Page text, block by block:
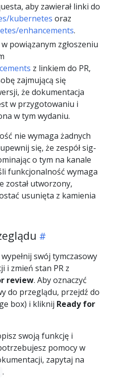
aby zawierał linki do
kubernetes oraz
enhancements.
powiązanym zgłoszeniu
z linkiem do PR,
zajmującą się
że dokumentacja
w przygotowaniu i
w tym wydaniu.
nie wymaga żadnych
się, że zespół sig-
o tym na kanale
funkcjonalność wymaga
został utworzony,
usunięta z kamienia
swój tymczasowy
i zmień stan PR z
review. Aby oznaczyć
do przeglądu, przejdź do
box) i kliknij Ready for
swoją funkcję i
pomocy w
zapytaj na
.